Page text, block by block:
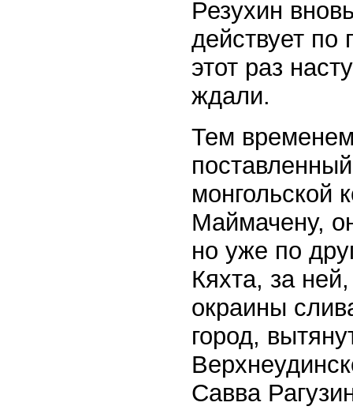
Резухин
действует
этот раз
ждали.
Тем
монгольской
Маймачену,
но уже по
Кяхта, за
окраины
город,
Савва